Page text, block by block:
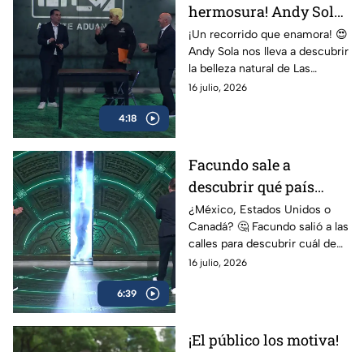
4:18
hermosura! Andy Sola
descubre el paraíso de
Las Estacas |
TransportAndyng
¡Un recorrido que enamora! 😍
Andy Sola nos lleva a descubrir
la belleza natural de Las
Estacas, uno de los destinos
16 julio, 2026
6:39
Facundo sale a
descubrir qué país
tiene el corazón más
grande | Los
Protagonistas
¿México, Estados Unidos o
Canadá? 🤔 Facundo salió a las
calles para descubrir cuál de
los tres países se toca más el
16 julio, 2026
¡El público los motiva!